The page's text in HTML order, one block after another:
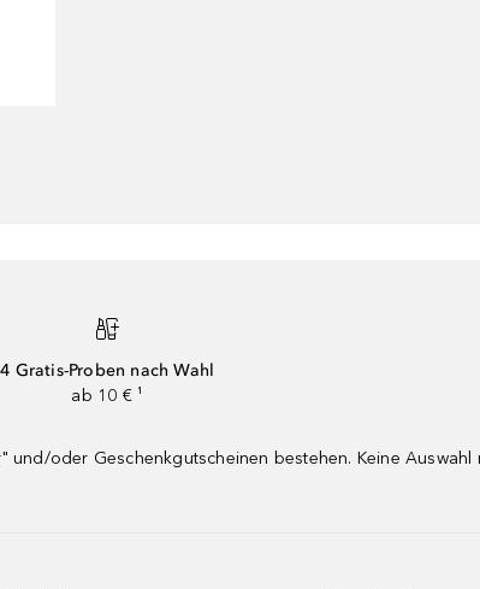
4 Gratis-Proben nach Wahl
ab 10 € ¹
oder Geschenkgutscheinen bestehen. Keine